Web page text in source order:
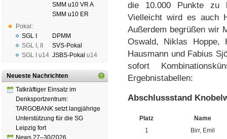
Pokal:
SGL I
SGL I ,
SGL I
u14
SMM u10 VR A
SMM u10 ER
DPMM
SVS-Pokal
JSBS-Pokal u14
Neueste Nachrichten
Tatkräftiger Einsatz im
Denksportzentrum:
TARGOBANK setzt langjährige
Unterstützung für die SG
Leipzig fort
News 27–30/2026
die 10.000 Punkte zu
Vielleicht wird es auch
Außerdem begrüßen wir
Oswald, Niklas Hoppe,
Hausmann und Fabius
sofort
Ergebnistabellen:
Abschlussstand
Platz
Name
1
Birr, Emil